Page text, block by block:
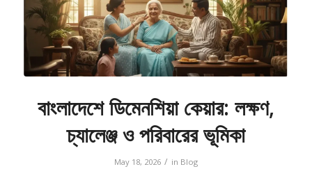
বাংলাদেশে ডিমেনশিয়া কেয়ার: লক্ষণ,
চ্যালেঞ্জ ও পরিবারের ভূমিকা
May 18, 2026 / in Blog